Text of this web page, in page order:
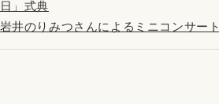
」式典
井のりみつさんによるミニコンサート